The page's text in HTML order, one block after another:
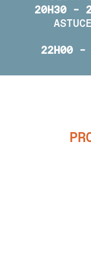
20H30 –
22H00 –